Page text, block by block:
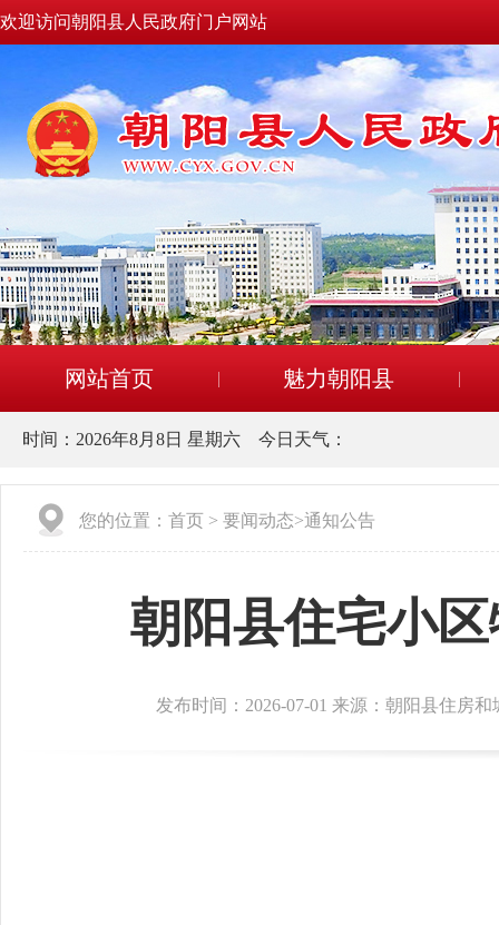
欢迎访问朝阳县人民政府门户网站
网站首页 魅力朝阳县
时间： 2026年8月8日 星期六 今日天气：
您的位置： 首页 > 要闻动态>通知公告
朝阳县住宅小
发布时间：2026-07-01 来源：朝阳县住房